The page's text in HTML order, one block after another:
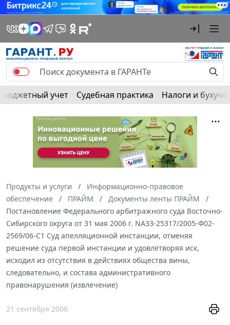
Бюджетный учет Судебная практика Налоги и
Продукты и услуги
Информационно-правовое
обеспечение
ПРАЙМ
Документы ленты ПРАЙМ
Постановление Федерального арбитражного суда Восточно-
Сибирского округа от 31 мая 2006 г. NА33-25317/2005-Ф02-
2569/06-С1 Суд апелляционной инстанции, отменяя
решение суда первой инстанции и удовлетворяя иск,
исходил из отсутствия в действиях общества вины,
следовательно, и состава административного
правонарушения (извлечение)
21 сентября 2006